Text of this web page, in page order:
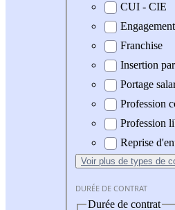
CUI - CIE
Franchise
Insertion
Portage
Profession
Profession
Reprise
Voir plus de types de
DURÉE DE CONTRAT
Durée de contrat